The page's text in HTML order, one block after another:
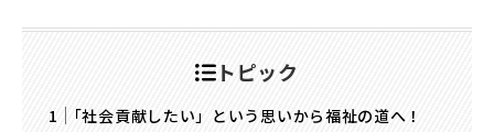
トピック
「社会貢献したい」という思いから福祉の道へ！